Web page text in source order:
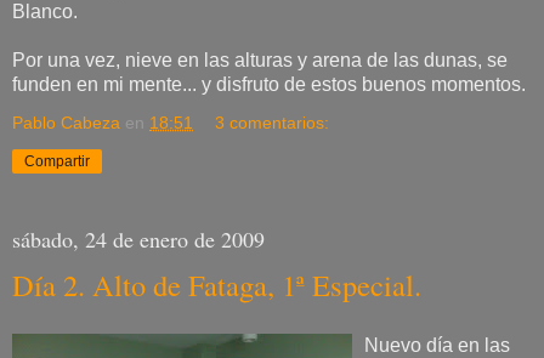
Blanco.
Por una vez, nieve en las alturas y arena de las dunas, se
funden en mi mente... y disfruto de estos buenos momentos.
Pablo Cabeza en 18:51 3 comentarios:
Compartir
sábado, 24 de enero de 2009
Día 2. Alto de Fataga, 1ª Especial.
Nuevo día en las